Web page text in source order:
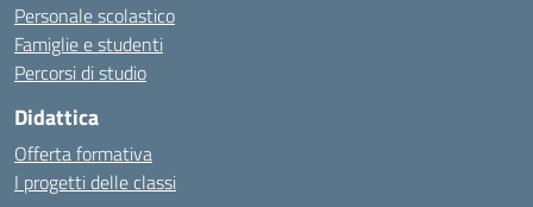
Personale scolastico
Famiglie e studenti
Percorsi di studio
Didattica
Offerta formativa
I progetti delle classi